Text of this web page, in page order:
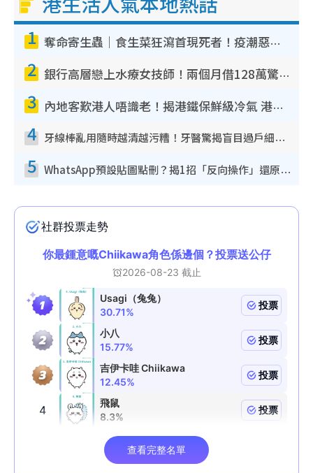
1 奪命寄生蟲｜食生菜狂瀉首現死者！疫潮惡化錄1.8萬宗病例 揭洗菜3大謬誤
2 銀行高層戀上水療女技師！兩個月借128萬驚覺「沉船」沉落火海 揭背後疑似邪教操控賣淫
3 內地客歎港人唔識老！揭港鐵保鮮級冷氣 港人求放過：咪投訴
4 牙線棒亂用隨時越清越污糟！牙醫驚揭盲目過戶細菌恐致蛀牙：呢種先係日常真保養
5 WhatsApp預設貼圖點刪？揭1招「反向操作」還原簡潔介面 附3步實測教學